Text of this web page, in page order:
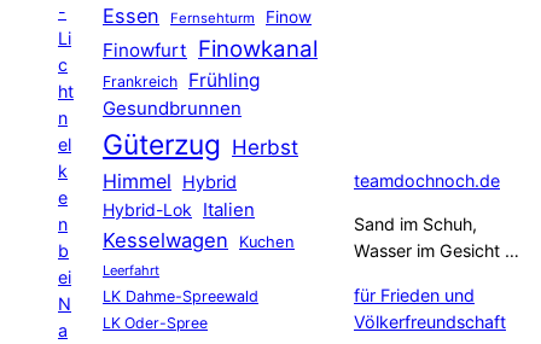
-
Li
c
ht
n
el
k
e
n
b
ei
N
a
Essen Fernsehturm Finow
Finowfurt Finowkanal
Frankreich Frühling
Gesundbrunnen
Güterzug Herbst
Himmel
Hybrid
Hybrid-Lok Italien
Kesselwagen Kuchen
Leerfahrt
LK Dahme-Spreewald
LK Oder-Spree
teamdochnoch.de
Sand im Schuh,
Wasser im Gesicht …
für Frieden und
Völkerfreundschaft